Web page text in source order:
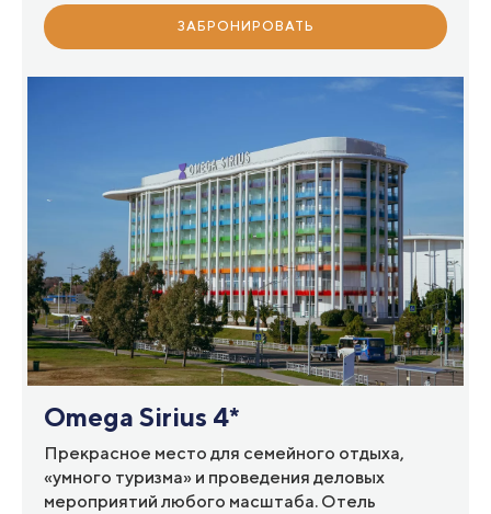
ЗАБРОНИРОВАТЬ
Omega Sirius 4*
Прекрасное место для семейного отдыха,
«умного туризма» и проведения деловых
мероприятий любого масштаба. Отель